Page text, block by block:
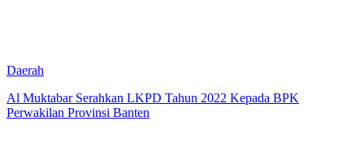
Daerah
Al Muktabar Serahkan LKPD Tahun 2022 Kepada BPK
Perwakilan Provinsi Banten